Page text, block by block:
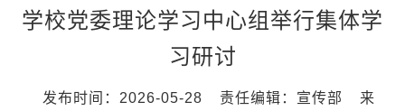
学校党委理论学习中心组举行集体学
习研讨
发布时间：2026-05-28 责任编辑：宣传部
来